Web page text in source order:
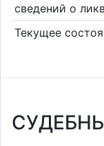
сведений о
Текущее